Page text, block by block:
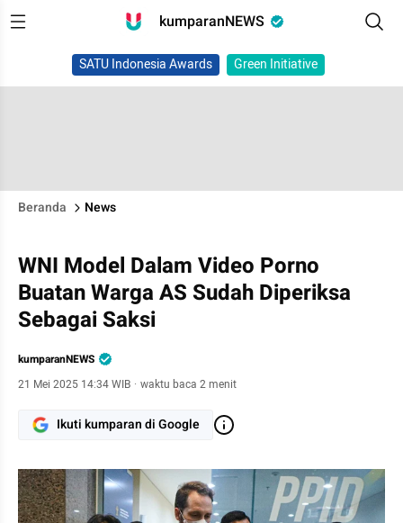
kumparanNEWS
SATU Indonesia Awards Green Initiative
Beranda News
WNI Model Dalam Video Porno
Buatan Warga AS Sudah Diperiksa
Sebagai Saksi
kumparanNEWS
21 Mei 2025 14:34 WIB · waktu baca 2 menit
Ikuti kumparan di Google